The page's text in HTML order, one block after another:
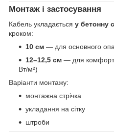
Монтаж і застосування
Кабель укладається у бетонну
кроком:
10 см — для основного
12–12,5 см — для
Вт/м²)
Варіанти монтажу:
монтажна стрічка
укладання на сітку
штроби